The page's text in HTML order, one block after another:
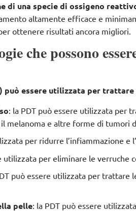
di una specie di ossigeno
altamente efficace e
ottenere risultati ancora migliori.
che possono
può essere utilizzata per
: la PDT può essere utilizzata per
melanoma e altre forme di tumori
per ridurre l’infiammazione e
utilizzata per eliminare le verruche
può essere utilizzata per trattare
pelle: la PDT può essere